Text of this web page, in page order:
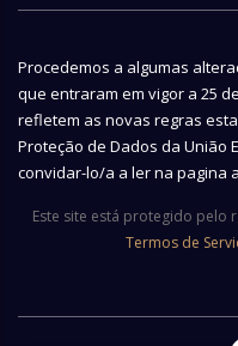
Procedemos a algumas
que entraram em vigor a 25
refletem as novas regras
Proteção de Dados da União
convidar-lo/a a ler na pagina
Este site está protegido pelo
Termos de